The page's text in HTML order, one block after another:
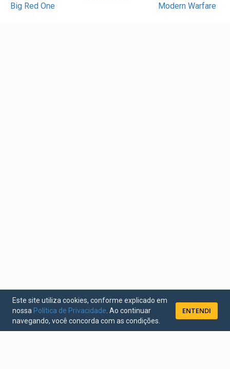
Big Red One
Modern Warfare
Este site utiliza cookies, conforme explicado em
nossa Política de Privacidade . Ao continuar
navegando, você concorda com as condições.
ENTENDI